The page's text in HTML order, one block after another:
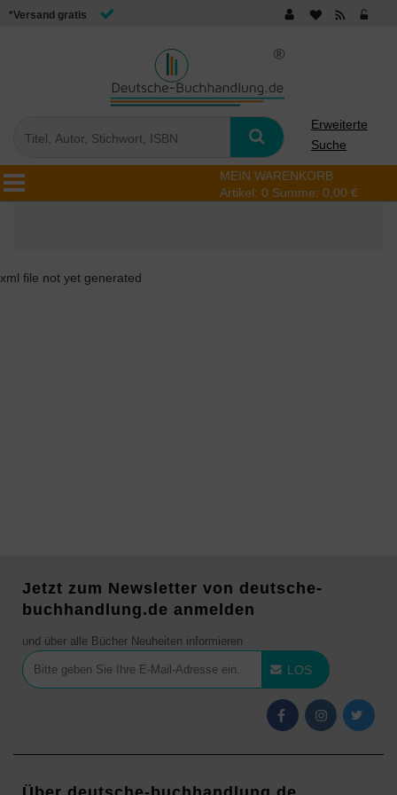
*Versand gratis
Erweiterte
Suche
MEIN WARENKORB
Artikel: 0 Summe: 0,00 €
xml file not yet generated
Jetzt zum Newsletter von deutsche-
buchhandlung.de anmelden
und über alle Bücher Neuheiten informieren
LOS